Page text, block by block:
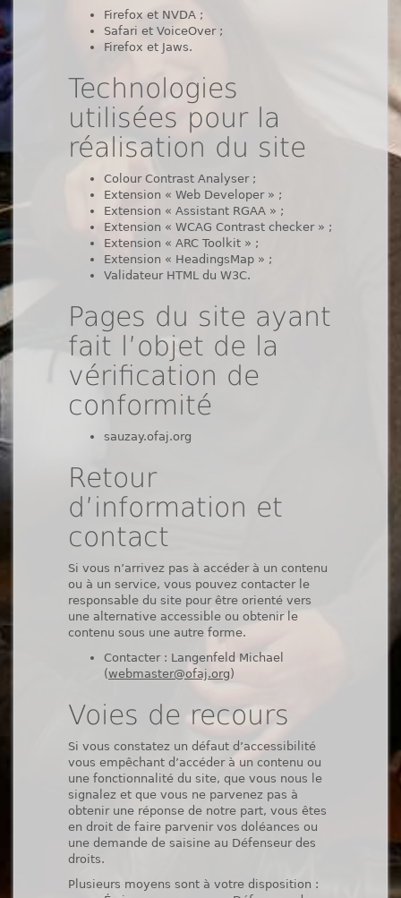
Firefox et NVDA ;
Safari et VoiceOver ;
Firefox et Jaws.
Technologies
utilisées pour la
réalisation du site
Colour Contrast Analyser ;
Extension « Web Developer » ;
Extension « Assistant RGAA » ;
Extension « WCAG Contrast checker » ;
Extension « ARC Toolkit » ;
Extension « HeadingsMap » ;
Validateur HTML du W3C.
Pages du site ayant
fait l’objet de la
vérification de
conformité
sauzay.ofaj.org
Retour
d’information et
contact
Si vous n’arrivez pas à accéder à un contenu
ou à un service, vous pouvez contacter le
responsable du site pour être orienté vers
une alternative accessible ou obtenir le
contenu sous une autre forme.
Contacter : Langenfeld Michael
(webmaster@ofaj.org)
Voies de recours
Si vous constatez un défaut d’accessibilité
vous empêchant d’accéder à un contenu ou
une fonctionnalité du site, que vous nous le
signalez et que vous ne parvenez pas à
obtenir une réponse de notre part, vous êtes
en droit de faire parvenir vos doléances ou
une demande de saisine au Défenseur des
droits.
Plusieurs moyens sont à votre disposition :